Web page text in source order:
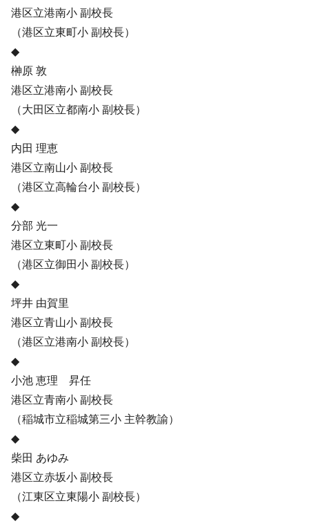
港区立港南小 副校長
（港区立東町小 副校長）
◆
榊原 敦
港区立港南小 副校長
（大田区立都南小 副校長）
◆
内田 理恵
港区立南山小 副校長
（港区立高輪台小 副校長）
◆
分部 光一
港区立東町小 副校長
（港区立御田小 副校長）
◆
坪井 由賀里
港区立青山小 副校長
（港区立港南小 副校長）
◆
小池 恵理 昇任
港区立青南小 副校長
（稲城市立稲城第三小 主幹教諭）
◆
柴田 あゆみ
港区立赤坂小 副校長
（江東区立東陽小 副校長）
◆